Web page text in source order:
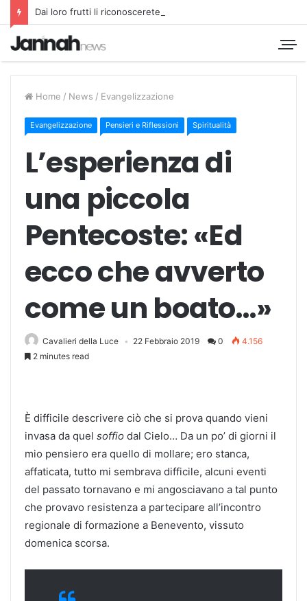
Dai loro frutti li riconoscerete
Home / News / Evangelizzazione
Evangelizzazione Pensieri e Riflessioni Spiritualità
L’esperienza di
una piccola
Pentecoste: «Ed
ecco che avverto
come un boato…»
Cavalieri della Luce 22 Febbraio 2019 0
4.156
2 minutes read
È difficile descrivere ciò che si prova quando vieni
invasa da quel soffio dal Cielo… Da un po’ di giorni il
mio pensiero era quello di mollare; ero stanca,
affaticata, tutto mi sembrava difficile, alcuni eventi
del passato tornavano e mi angosciavano a tal punto
che provavo resistenza a partecipare all’incontro
regionale di formazione a Benevento, vissuto
domenica scorsa.